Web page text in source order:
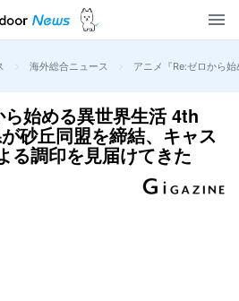
> 海外総合ニュース > アニメ『Re:ゼロから
始める異世界生活 4th
砂丘同盟を締結、キャス
る調印を見届けてきた